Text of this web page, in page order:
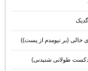
خالی (بر نیومدم از پست))